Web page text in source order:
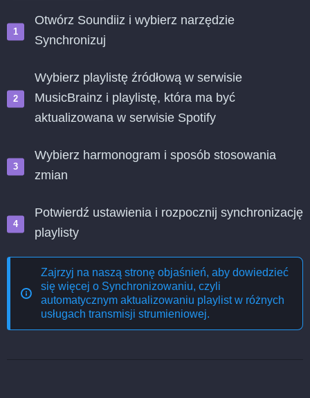
Otwórz Soundiiz i wybierz narzędzie
Synchronizuj
Wybierz playlistę źródłową w serwisie
MusicBrainz i playlistę, która ma być
aktualizowana w serwisie Spotify
Wybierz harmonogram i sposób stosowania
zmian
Potwierdź ustawienia i rozpocznij synchronizację
playlisty
Zajrzyj na naszą stronę objaśnień, aby dowiedzieć
się więcej o Synchronizowaniu, czyli
automatycznym aktualizowaniu playlist w różnych
usługach transmisji strumieniowej.